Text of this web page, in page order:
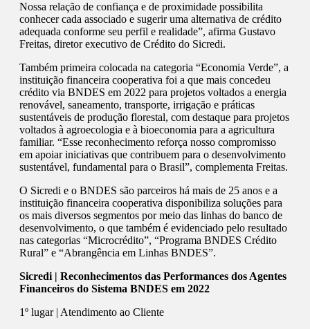
Nossa relação de confiança e de proximidade possibilita
conhecer cada associado e sugerir uma alternativa de crédito
adequada conforme seu perfil e realidade”, afirma Gustavo
Freitas, diretor executivo de Crédito do Sicredi.
Também primeira colocada na categoria “Economia Verde”, a
instituição financeira cooperativa foi a que mais concedeu
crédito via BNDES em 2022 para projetos voltados a energia
renovável, saneamento, transporte, irrigação e práticas
sustentáveis de produção florestal, com destaque para projetos
voltados à agroecologia e à bioeconomia para a agricultura
familiar. “Esse reconhecimento reforça nosso compromisso
em apoiar iniciativas que contribuem para o desenvolvimento
sustentável, fundamental para o Brasil”, complementa Freitas.
O Sicredi e o BNDES são parceiros há mais de 25 anos e a
instituição financeira cooperativa disponibiliza soluções para
os mais diversos segmentos por meio das linhas do banco de
desenvolvimento, o que também é evidenciado pelo resultado
nas categorias “Microcrédito”, “Programa BNDES Crédito
Rural” e “Abrangência em Linhas BNDES”.
Sicredi | Reconhecimentos das Performances dos Agentes
Financeiros do Sistema BNDES em 2022
1º lugar | Atendimento ao Cliente